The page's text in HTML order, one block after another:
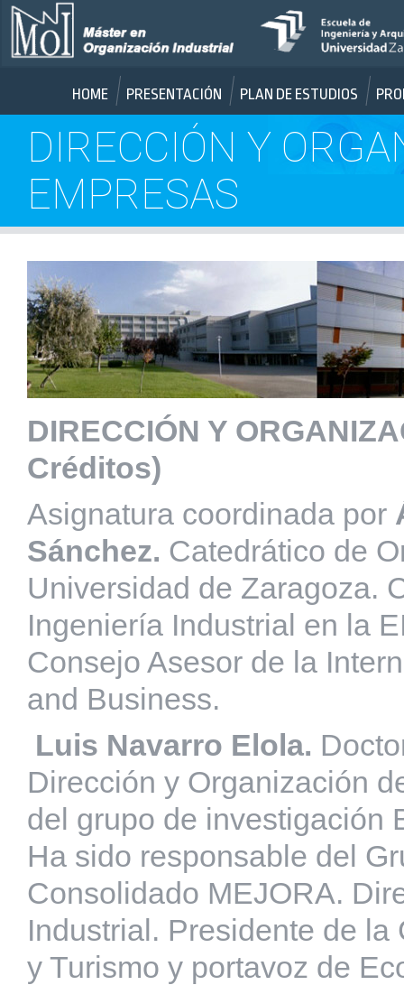
HOME PRESENTACIÓN PLAN DE ESTUDIOS
DIRECCIÓN Y
EMPRESAS
DIRECCIÓN Y
Créditos)
Asignatura coordinada por
Sánchez. Catedrático de
Universidad de Zaragoza.
Ingeniería Industrial en la
Consejo Asesor de la
and Business.
Luis Navarro Elola.
Dirección y Organización
del grupo de investigación
Ha sido responsable del
Consolidado MEJORA.
Industrial. Presidente de
y Turismo y portavoz de